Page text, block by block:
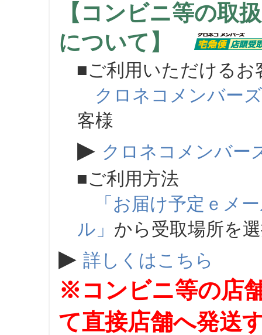
【コンビニ等の取
について】
■ご利用いただけるお
クロネコメンバーズ
客様
▶ クロネコメンバー
■ご利用方法
「お届け予定ｅメ
ル」 から受取場所を
▶ 詳しくはこちら
※コンビニ等の店
て直接店舗へ発送